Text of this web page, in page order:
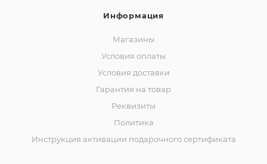
Информация
Магазины
Условия оплаты
Условия доставки
Гарантия на товар
Реквизиты
Политика
Инструкция активации подарочного сертификата